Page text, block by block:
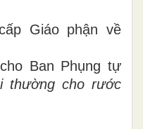
Giáo phận về
Ban Phụng tự
thường cho rước